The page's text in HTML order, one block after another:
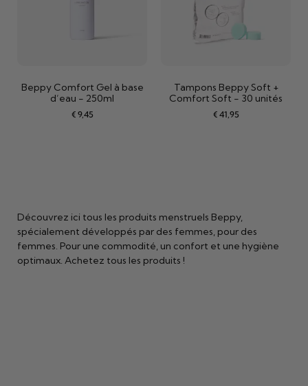
Beppy Comfort Gel à base
d’eau - 250ml
€9,45
Tampons Beppy Soft +
Comfort Soft - 30 unités
€41,95
Découvrez ici tous les produits menstruels Beppy,
spécialement développés par des femmes, pour des
femmes. Pour une commodité, un confort et une hygiène
optimaux. Achetez tous les produits !